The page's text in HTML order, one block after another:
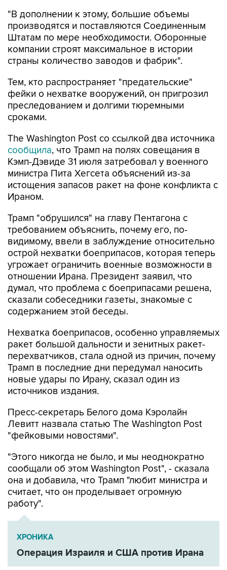
"В дополнении к этому, большие объемы
производятся и поставляются Соединенным
Штатам по мере необходимости. Оборонные
компании строят максимальное в истории
страны количество заводов и фабрик".
Тем, кто распространяет "предательские"
фейки о нехватке вооружений, он пригрозил
преследованием и долгими тюремными
сроками.
The Washington Post со ссылкой два источника
сообщила, что Трамп на полях совещания в
Кэмп-Дэвиде 31 июля затребовал у военного
министра Пита Хегсета объяснений из-за
истощения запасов ракет на фоне конфликта с
Ираном.
Трамп "обрушился" на главу Пентагона с
требованием объяснить, почему его, по-
видимому, ввели в заблуждение относительно
острой нехватки боеприпасов, которая теперь
угрожает ограничить военные возможности в
отношении Ирана. Президент заявил, что
думал, что проблема с боеприпасами решена,
сказали собеседники газеты, знакомые с
содержанием этой беседы.
Нехватка боеприпасов, особенно управляемых
ракет большой дальности и зенитных ракет-
перехватчиков, стала одной из причин, почему
Трамп в последние дни передумал наносить
новые удары по Ирану, сказал один из
источников издания.
Пресс-секретарь Белого дома Кэролайн
Левитт назвала статью The Washington Post
"фейковыми новостями".
"Этого никогда не было, и мы неоднократно
сообщали об этом Washington Post", - сказала
она и добавила, что Трамп "любит министра и
считает, что он проделывает огромную
работу".
ХРОНИКА
Операция Израиля и США против Ирана